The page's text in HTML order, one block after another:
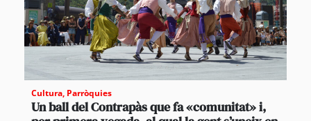
Cultura, Parròquies
Un ball del Contrapàs que fa «comunitat» i,